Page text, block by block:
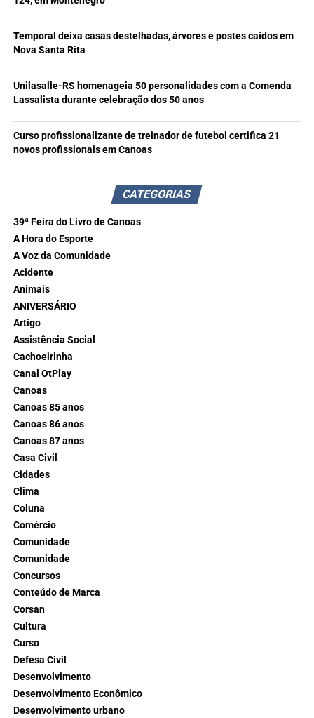
Temporal deixa casas destelhadas, árvores e postes caídos em
Nova Santa Rita
Unilasalle-RS homenageia 50 personalidades com a Comenda
Lassalista durante celebração dos 50 anos
Curso profissionalizante de treinador de futebol certifica 21
novos profissionais em Canoas
CATEGORIAS
39ª Feira do Livro de Canoas
A Hora do Esporte
A Voz da Comunidade
Acidente
Animais
ANIVERSÁRIO
Artigo
Assistência Social
Cachoeirinha
Canal OtPlay
Canoas
Canoas 85 anos
Canoas 86 anos
Canoas 87 anos
Casa Civil
Cidades
Clima
Coluna
Comércio
Comunidade
Comunidade
Concursos
Conteúdo de Marca
Corsan
Cultura
Curso
Defesa Civil
Desenvolvimento
Desenvolvimento Econômico
Desenvolvimento urbano